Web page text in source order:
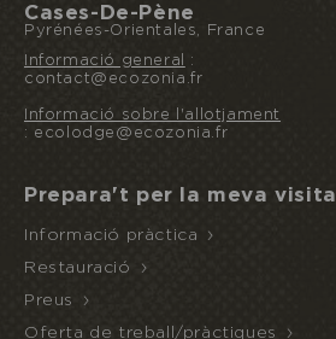
Cases-De-Pène
Pyrénées-Orientales, France
Informació general
:
contact@ecozonia.fr
Informació sobre l'allotjament
: ecolodge@ecozonia.fr
Prepara't per la meva visita
Informació pràctica
Restauració
Preus
Oferta de treball/pràctiques